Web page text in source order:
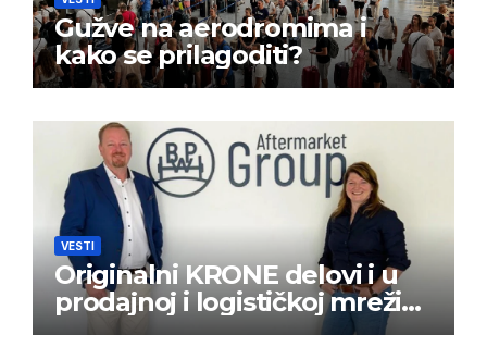
Gužve na aerodromima i
kako se prilagoditi?
VESTI
Originalni KRONE delovi i u
prodajnoj i logističkoj mreži
BPW Aftermarket grupe